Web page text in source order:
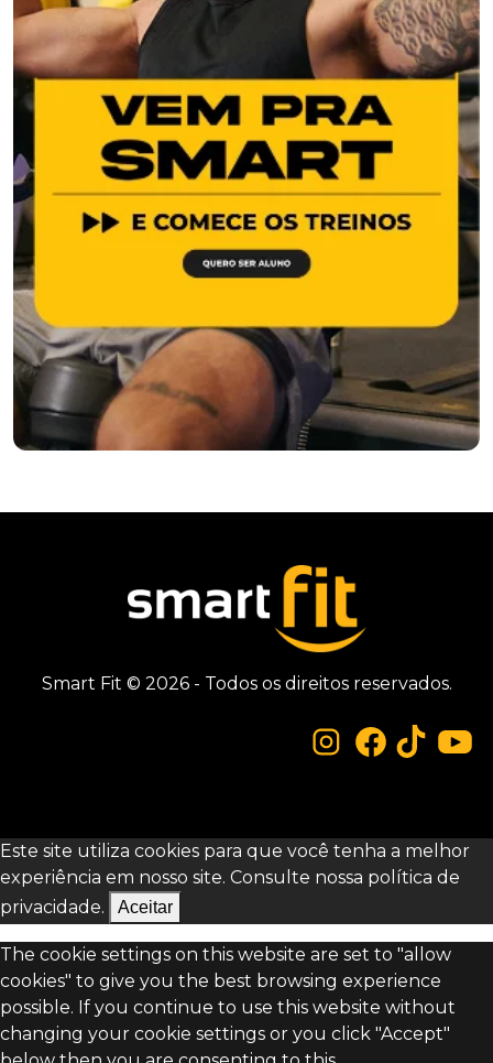
Smart Fit © 2026 - Todos os direitos reservados.
Este site utiliza cookies para que você tenha a melhor
experiência em nosso site. Consulte nossa política de
privacidade.
Aceitar
The cookie settings on this website are set to "allow
cookies" to give you the best browsing experience
possible. If you continue to use this website without
changing your cookie settings or you click "Accept"